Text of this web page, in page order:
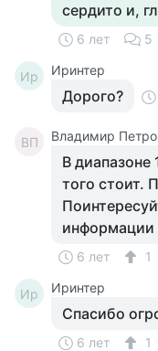
сердито и,
6 лет 5
Ир Иринтер
Дорого?
ВП Владимир
В диапазоне
того стоит.
информации
6 лет 1
Ир Иринтер
Спасибо
6 лет 1